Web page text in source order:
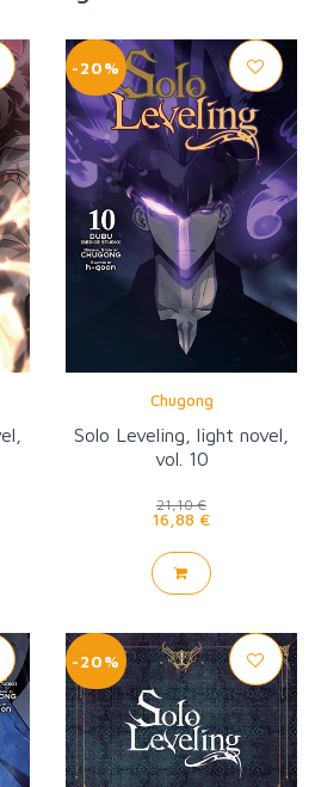
-20%
Chugong
Solo Leveling, light novel,
vol. 10
21,10 €
16,88 €
-20%